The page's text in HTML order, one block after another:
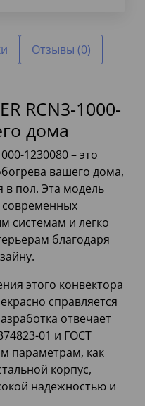
Отзывы (0)
RCN3-1000-
дома
1230080 – это
вашего дома,
в пол. Эта модель
современных
системам и легко
благодаря
этого конвектора
справляется
отвечает
01 и ГОСТ
параметрам, как
корпус,
надежностью и